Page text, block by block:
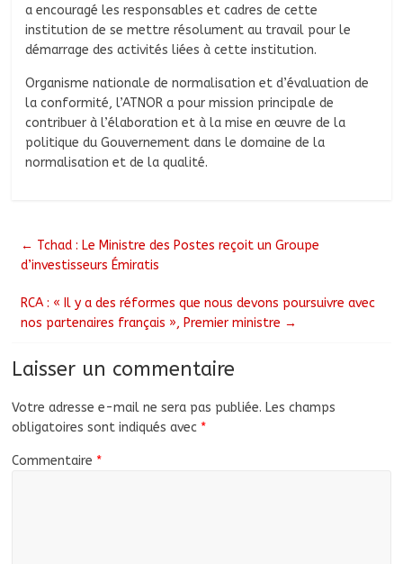
a encouragé les responsables et cadres de cette
institution de se mettre résolument au travail pour le
démarrage des activités liées à cette institution.
Organisme nationale de normalisation et d’évaluation de
la conformité, l’ATNOR a pour mission principale de
contribuer à l’élaboration et à la mise en œuvre de la
politique du Gouvernement dans le domaine de la
normalisation et de la qualité.
← Tchad : Le Ministre des Postes reçoit un Groupe
d’investisseurs Émiratis
RCA : « Il y a des réformes que nous devons poursuivre avec
nos partenaires français », Premier ministre →
Laisser un commentaire
Votre adresse e-mail ne sera pas publiée. Les champs
obligatoires sont indiqués avec *
Commentaire *